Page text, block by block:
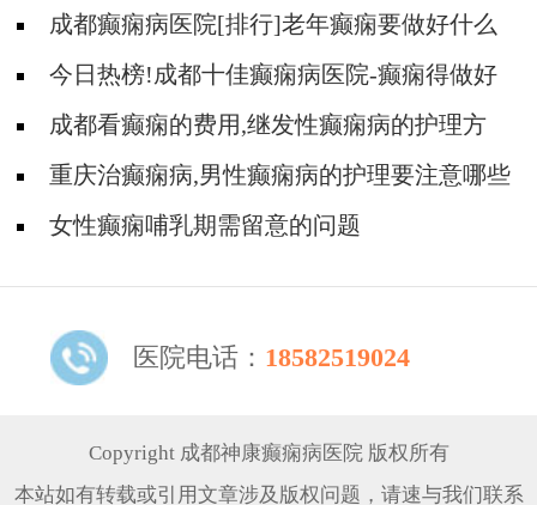
成都癫痫病医院[排行]老年癫痫要做好什么
护理?今日热榜!成都十佳癫痫病医院-癫痫得做好
什么护理?
成都看癫痫的费用,继发性癫痫病的护理方
法?重庆治癫痫病,男性癫痫病的护理要注意哪些
事项?女性癫痫哺乳期需留意的问题
医院电话： 18582519024
Copyright 成都神康癫痫病医院 版权所有
本站如有转载或引用文章涉及版权问题，请速与我们联系